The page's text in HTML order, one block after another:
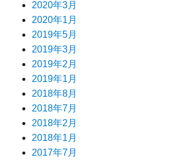
2020年3月
2020年1月
2019年5月
2019年3月
2019年2月
2019年1月
2018年8月
2018年7月
2018年2月
2018年1月
2017年7月